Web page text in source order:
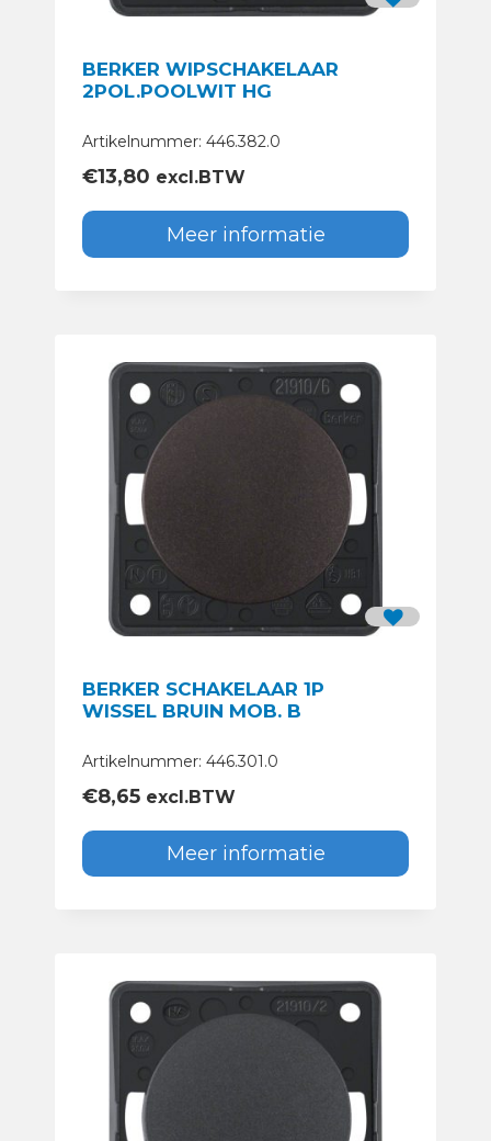
BERKER WIPSCHAKELAAR
2POL.POOLWIT HG
Artikelnummer: 446.382.0
€13,80 excl.BTW
Meer informatie
BERKER SCHAKELAAR 1P
WISSEL BRUIN MOB. B
Artikelnummer: 446.301.0
€8,65 excl.BTW
Meer informatie